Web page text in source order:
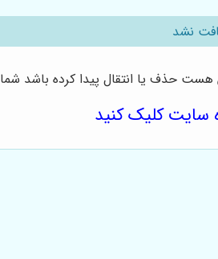
نشد
حذف یا انتقال پیدا کرده باشد شما
سایت کلیک کنید